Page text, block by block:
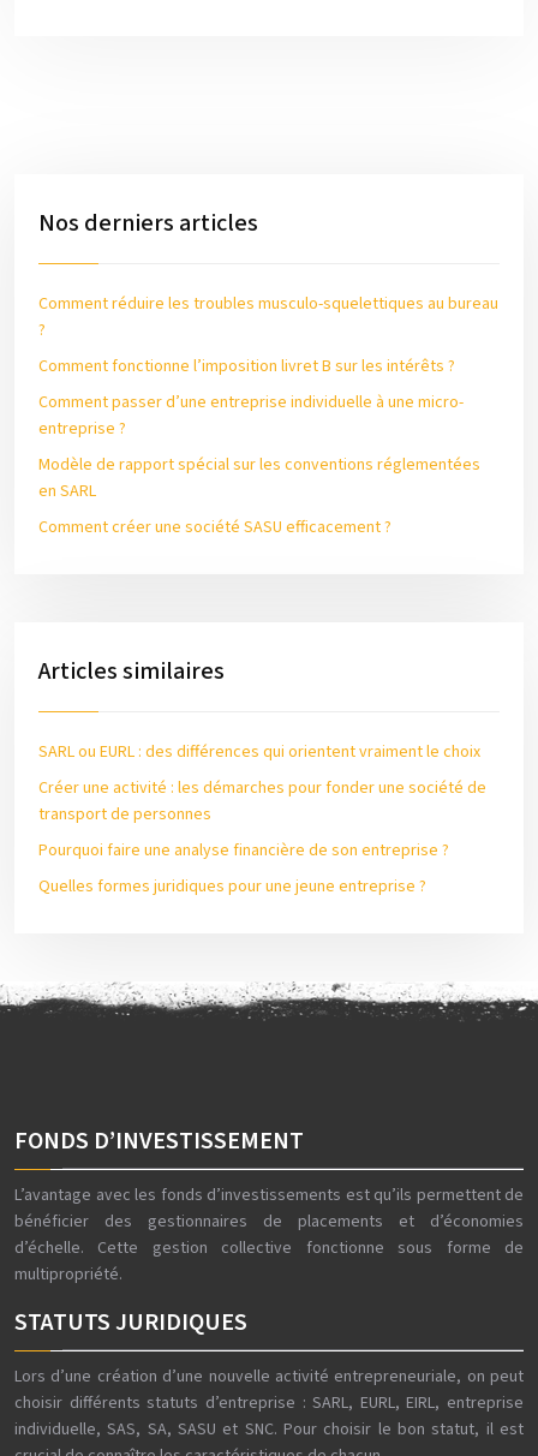
Nos derniers articles
Comment réduire les troubles musculo-squelettiques au bureau
?
Comment fonctionne l’imposition livret B sur les intérêts ?
Comment passer d’une entreprise individuelle à une micro-
entreprise ?
Modèle de rapport spécial sur les conventions réglementées
en SARL
Comment créer une société SASU efficacement ?
Articles similaires
SARL ou EURL : des différences qui orientent vraiment le choix
Créer une activité : les démarches pour fonder une société de
transport de personnes
Pourquoi faire une analyse financière de son entreprise ?
Quelles formes juridiques pour une jeune entreprise ?
FONDS D’INVESTISSEMENT
L’avantage avec les fonds d’investissements est qu’ils permettent de
bénéficier des gestionnaires de placements et d’économies
d’échelle. Cette gestion collective fonctionne sous forme de
multipropriété.
STATUTS JURIDIQUES
Lors d’une création d’une nouvelle activité entrepreneuriale, on peut
choisir différents statuts d’entreprise : SARL, EURL, EIRL, entreprise
individuelle, SAS, SA, SASU et SNC. Pour choisir le bon statut, il est